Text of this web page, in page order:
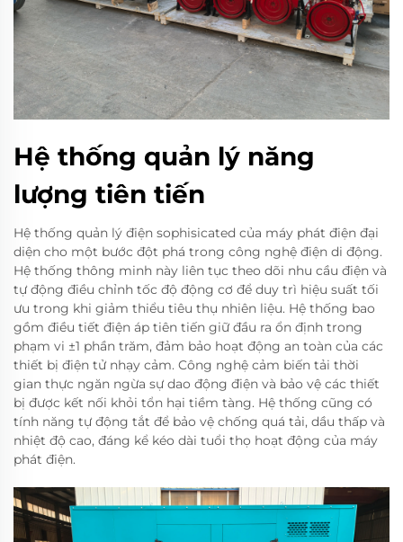
Hệ thống quản lý năng
lượng tiên tiến
Hệ thống quản lý điện sophisicated của máy phát điện đại
diện cho một bước đột phá trong công nghệ điện di động.
Hệ thống thông minh này liên tục theo dõi nhu cầu điện và
tự động điều chỉnh tốc độ động cơ để duy trì hiệu suất tối
ưu trong khi giảm thiểu tiêu thụ nhiên liệu. Hệ thống bao
gồm điều tiết điện áp tiên tiến giữ đầu ra ổn định trong
phạm vi ±1 phần trăm, đảm bảo hoạt động an toàn của các
thiết bị điện tử nhạy cảm. Công nghệ cảm biến tải thời
gian thực ngăn ngừa sự dao động điện và bảo vệ các thiết
bị được kết nối khỏi tổn hại tiềm tàng. Hệ thống cũng có
tính năng tự động tắt để bảo vệ chống quá tải, dầu thấp và
nhiệt độ cao, đáng kể kéo dài tuổi thọ hoạt động của máy
phát điện.